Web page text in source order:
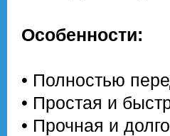
Особенности:
• Полностью
• Простая и
• Прочная и